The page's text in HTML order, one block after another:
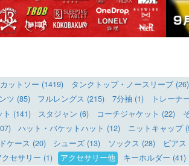
ットソー (1419) タンクトップ・ノースリーブ (26)
ツ (85) フルレングス (215) 7分袖 (1) トレーナ
ト (141) スタジャン (6) コーチジャケット (22)
ハット・バケットハット (12) ニットキャップ
ケース (20) シューズ (13) ソックス (28) ピア
セサリー (1) アクセサリー他 キーホルダー (41)